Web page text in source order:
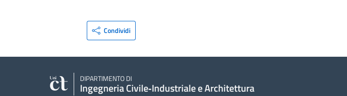
Condividi
DIPARTIMENTO DI
Ingegneria Civile‑Industriale e Architettura